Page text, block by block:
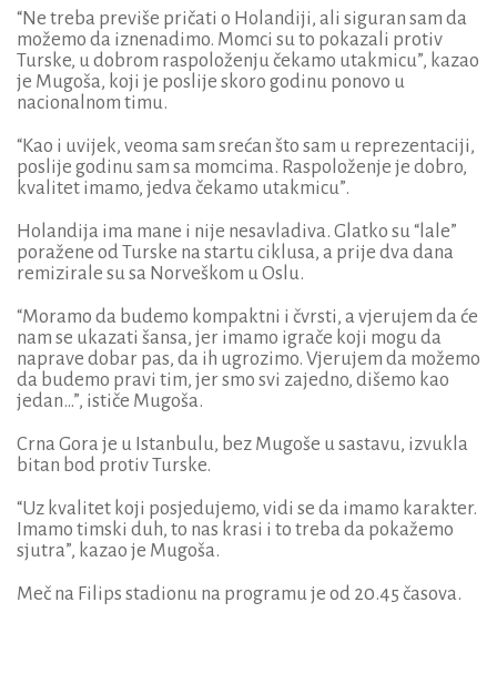
“Ne treba previše pričati o Holandiji, ali siguran sam da
možemo da iznenadimo. Momci su to pokazali protiv
Turske, u dobrom raspoloženju čekamo utakmicu”, kazao
je Mugoša, koji je poslije skoro godinu ponovo u
nacionalnom timu.
“Kao i uvijek, veoma sam srećan što sam u reprezentaciji,
poslije godinu sam sa momcima. Raspoloženje je dobro,
kvalitet imamo, jedva čekamo utakmicu”.
Holandija ima mane i nije nesavladiva. Glatko su “lale”
poražene od Turske na startu ciklusa, a prije dva dana
remizirale su sa Norveškom u Oslu.
“Moramo da budemo kompaktni i čvrsti, a vjerujem da će
nam se ukazati šansa, jer imamo igrače koji mogu da
naprave dobar pas, da ih ugrozimo. Vjerujem da možemo
da budemo pravi tim, jer smo svi zajedno, dišemo kao
jedan…”, ističe Mugoša.
Crna Gora je u Istanbulu, bez Mugoše u sastavu, izvukla
bitan bod protiv Turske.
“Uz kvalitet koji posjedujemo, vidi se da imamo karakter.
Imamo timski duh, to nas krasi i to treba da pokažemo
sjutra”, kazao je Mugoša.
Meč na Filips stadionu na programu je od 20.45 časova.